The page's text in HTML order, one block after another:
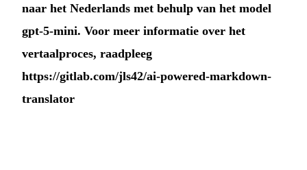
naar het Nederlands met behulp van het model
gpt-5-mini. Voor meer informatie over het
vertaalproces, raadpleeg
https://gitlab.com/jls42/ai-powered-markdown-
translator